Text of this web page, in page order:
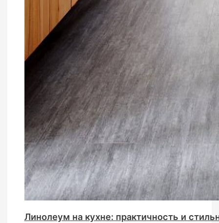
Линолеум на кухне: практичность и